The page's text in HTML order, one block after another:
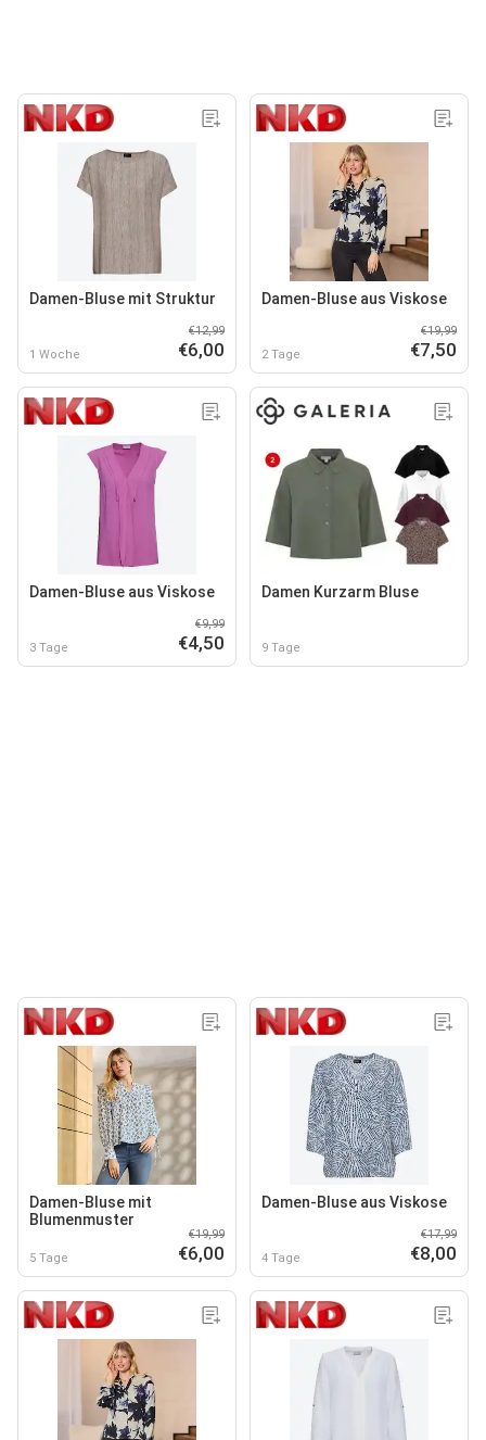
Damen-Bluse mit Struktur
1 Woche
€12,99
€6,00
Damen-Bluse aus Viskose
2 Tage
€19,99
€7,50
Damen-Bluse aus Viskose
3 Tage
€9,99
€4,50
Damen Kurzarm Bluse
9 Tage
Damen-Bluse mit
Blumenmuster
5 Tage
€19,99
€6,00
Damen-Bluse aus Viskose
4 Tage
€17,99
€8,00